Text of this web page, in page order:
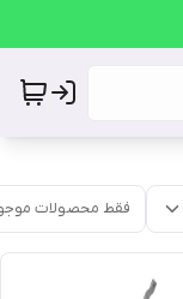
فقط محصولات